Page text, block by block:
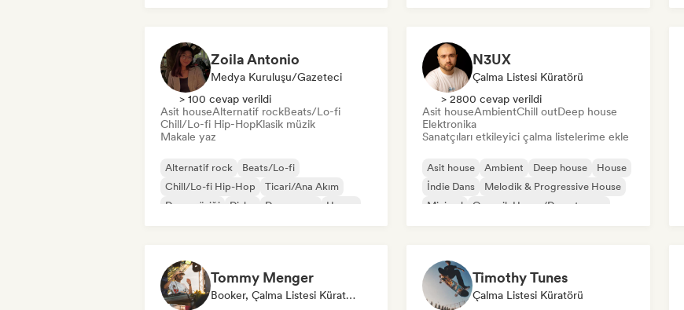
Zoila Antonio
Medya Kuruluşu/Gazeteci
> 100 cevap verildi
Asit houseAlternatif rockBeats/Lo-fi
Chill/Lo-fi Hip-HopKlasik müzik
Makale yaz
Alternatif rock
Beats/Lo-fi
Chill/Lo-fi Hip-Hop
Ticari/Ana Akım
Dans müziği
Disko Dream pop House
N3UX
Çalma Listesi Küratörü
> 2800 cevap verildi
Asit houseAmbientChill outDeep house
Elektronika
Sanatçıları etkileyici çalma listelerime ekle
Asit house Ambient Deep house
House
İndie Dans
Melodik & Progressive House
Minimal
Organik House/Downtempo
Tommy Menger
Booker, Çalma Listesi Küratörü
Timothy Tunes
Çalma Listesi Küratörü